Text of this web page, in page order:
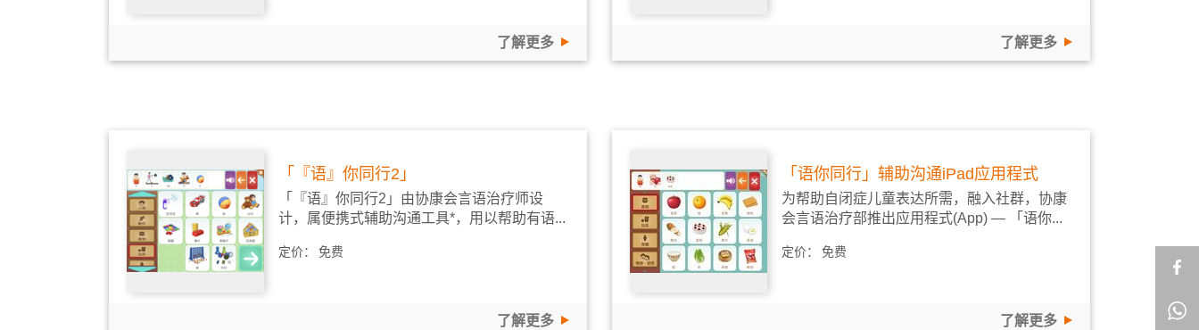
了解更多 了解更多
「『语』你同行2」
「『语』你同行2」由协康会言语治疗师设
计，属便携式辅助沟通工具*，用以帮助有语...
定价： 免费
了解更多
「语你同行」辅助沟通iPad应用程式
为帮助自闭症儿童表达所需，融入社群，协康
会言语治疗部推出应用程式(App) ― 「语你...
定价： 免费
了解更多